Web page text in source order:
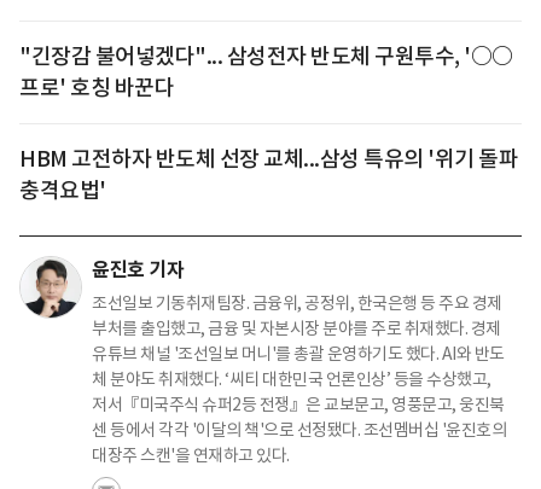
"긴장감 불어넣겠다"... 삼성전자 반도체 구원투수, '○○
프로' 호칭 바꾼다
HBM 고전하자 반도체 선장 교체...삼성 특유의 '위기 돌파
충격요법'
윤진호 기자
조선일보 기동취재팀장. 금융위, 공정위, 한국은행 등 주요 경제
부처를 출입했고, 금융 및 자본시장 분야를 주로 취재했다. 경제
유튜브 채널 '조선일보 머니'를 총괄 운영하기도 했다. AI와 반도
체 분야도 취재했다. ‘씨티 대한민국 언론인상’ 등을 수상했고,
저서『미국주식 슈퍼2등 전쟁』은 교보문고, 영풍문고, 웅진북
센 등에서 각각 '이달의 책'으로 선정됐다. 조선멤버십 '윤진호의
대장주 스캔'을 연재하고 있다.